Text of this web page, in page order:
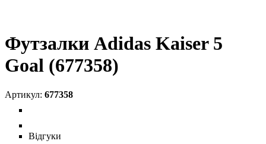
Футзалки Adidas Kaiser 5
Goal (677358)
677358
Відгуки